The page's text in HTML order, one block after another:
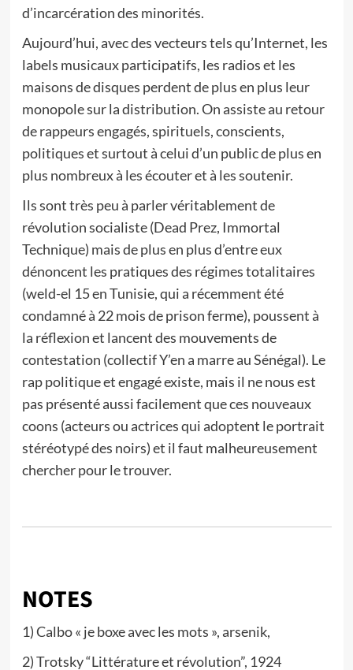
d’incarcération des minorités.
Aujourd’hui, avec des vecteurs tels qu’Internet, les
labels musicaux participatifs, les radios et les
maisons de disques perdent de plus en plus leur
monopole sur la distribution. On assiste au retour
de rappeurs engagés, spirituels, conscients,
politiques et surtout à celui d’un public de plus en
plus nombreux à les écouter et à les soutenir.
Ils sont très peu à parler véritablement de
révolution socialiste (Dead Prez, Immortal
Technique) mais de plus en plus d’entre eux
dénoncent les pratiques des régimes totalitaires
(weld-el 15 en Tunisie, qui a récemment été
condamné à 22 mois de prison ferme), poussent à
la réflexion et lancent des mouvements de
contestation (collectif Y’en a marre au Sénégal). Le
rap politique et engagé existe, mais il ne nous est
pas présenté aussi facilement que ces nouveaux
coons (acteurs ou actrices qui adoptent le portrait
stéréotypé des noirs) et il faut malheureusement
chercher pour le trouver.
NOTES
1) Calbo « je boxe avec les mots », arsenik,
2) Trotsky “Littérature et révolution”, 1924